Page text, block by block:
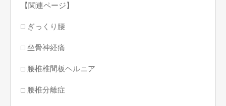
【関連ページ】
□ ぎっくり腰
□ 坐骨神経痛
□ 腰椎椎間板ヘルニア
□ 腰椎分離症